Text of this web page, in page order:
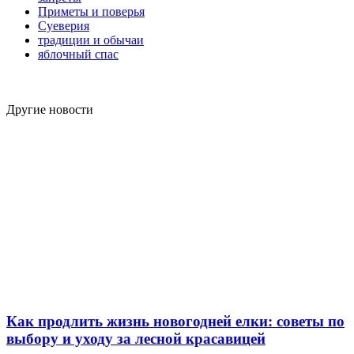
Приметы и поверья
Суеверия
традиции и обычаи
яблочный спас
Другие новости
Как продлить жизнь новогодней елки: советы по
выбору и уходу за лесной красавицей